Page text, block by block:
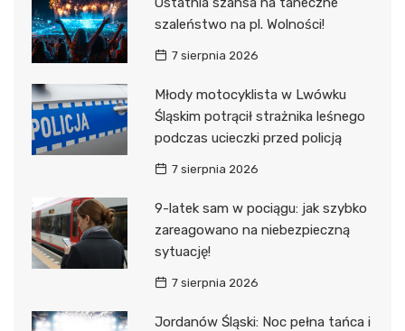
szaleństwo na pl. Wolności!
7 sierpnia 2026
Młody motocyklista w Lwówku
Śląskim potrącił strażnika leśnego
podczas ucieczki przed policją
7 sierpnia 2026
9-latek sam w pociągu: jak szybko
zareagowano na niebezpieczną
sytuację!
7 sierpnia 2026
Jordanów Śląski: Noc pełna tańca i